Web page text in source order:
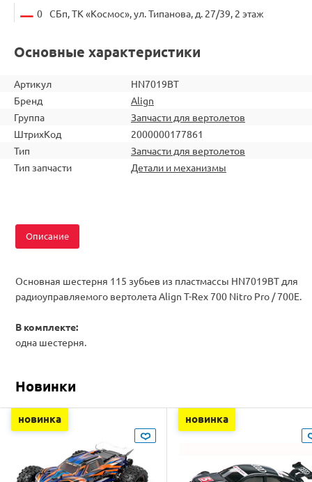
0 СБп, ТК «Космос», ул. Типанова, д. 27/39, 2 этаж
Основные характеристики
Артикул
HN7019BT
Бренд
Align
Группа
Запчасти для вертолетов
ШтрихКод
2000000177861
Тип
Запчасти для вертолетов
Тип запчасти
Детали и механизмы
Описание
Основная шестерня 115 зубьев из пластмаcсы HN7019BT для
радиоуправляемого вертолета Align T-Rex 700 Nitro Pro / 700E.
В комплекте:
одна шестерня.
Новинки
новинка новинка